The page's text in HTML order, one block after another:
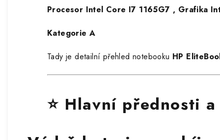
Procesor Intel Core I7 1165G7 , Grafika
Kategorie A
Tady je detailní přehled notebooku HP
⭐ Hlavní přednosti